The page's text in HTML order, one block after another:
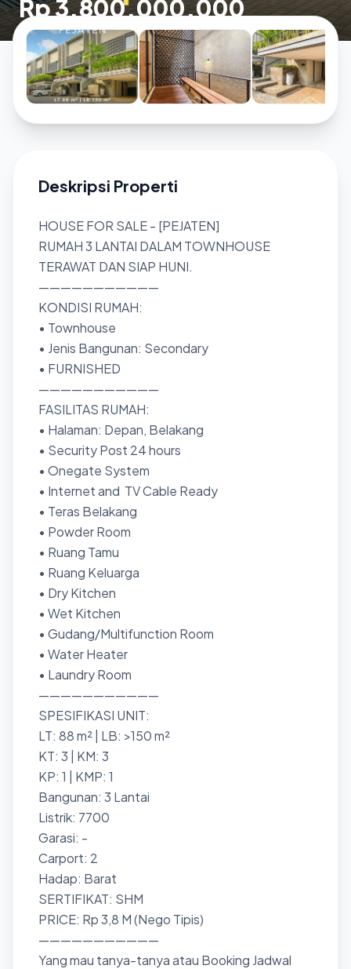
Rp 3.800.000.000
Deskripsi Properti
HOUSE FOR SALE - [PEJATEN]
RUMAH 3 LANTAI DALAM TOWNHOUSE
TERAWAT DAN SIAP HUNI.
———————————
KONDISI RUMAH:
• Townhouse
• Jenis Bangunan: Secondary
• FURNISHED
———————————
FASILITAS RUMAH:
• Halaman: Depan, Belakang
• Security Post 24 hours
• ⁠Onegate System
• Internet and TV Cable Ready
• Teras Belakang
• Powder Room
• Ruang Tamu
• Ruang Keluarga
• Dry Kitchen
• Wet Kitchen
• Gudang/Multifunction Room
• ⁠Water Heater
• ⁠Laundry Room
———————————
SPESIFIKASI UNIT:
LT: 88 m² | LB: >150 m²
KT: 3 | KM: 3
KP: 1 | KMP: 1
Bangunan: 3 Lantai
Listrik: 7700
Garasi: -
Carport: 2
Hadap: Barat
SERTIFIKAT: SHM
PRICE: Rp 3,8 M (Nego Tipis)
———————————
Yang mau tanya-tanya atau Booking Jadwal